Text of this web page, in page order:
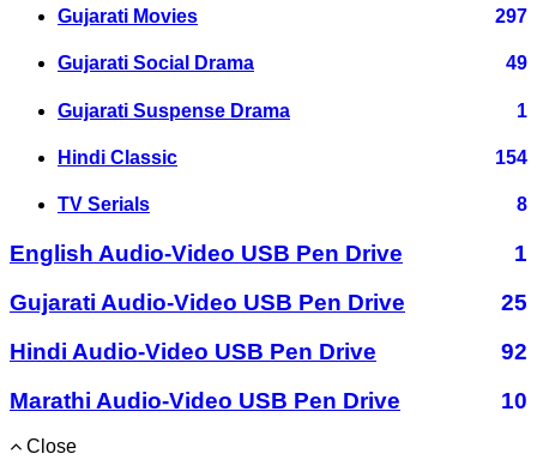
Gujarati Movies 297
Gujarati Social Drama 49
Gujarati Suspense Drama 1
Hindi Classic 154
TV Serials 8
English Audio-Video USB Pen Drive
1
Gujarati Audio-Video USB Pen Drive
25
Hindi Audio-Video USB Pen Drive
92
Marathi Audio-Video USB Pen Drive
10
Close